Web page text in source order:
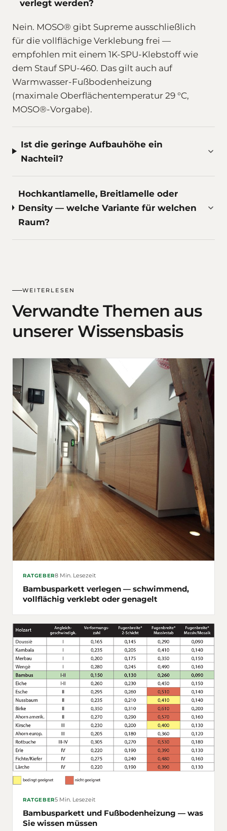
verlegt werden?
Nein. MOSO® gibt Supreme ausschließlich
für die vollflächige Verklebung frei —
empfohlen mit einem 1K-SPU-Klebstoff wie
dem Stauf SPU-460. Das gilt auch auf
Warmwasser-Fußbodenheizung
(maximale Oberflächentemperatur 29 °C,
MOSO®-Vorgabe).
Ist die geringe Aufbauhöhe ein
Nachteil?
Hochkantlamelle, Breitlamelle oder
Density — welche Variante für welchen
Raum?
WEITERLESEN
Verwandte Themen aus
unserer Wissensbasis
RATGEBER8 Min. Lesezeit
Bambusparkett verlegen — schwimmend,
vollflächig verklebt oder genagelt
RATGEBER5 Min. Lesezeit
Bambusparkett und Fußbodenheizung — was
Sie wissen müssen